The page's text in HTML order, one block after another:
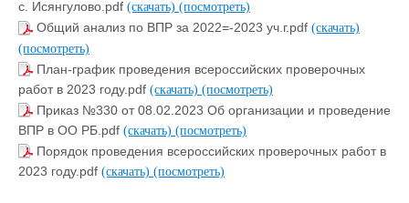
с. Исянгулово.pdf (скачать) (посмотреть)
Общий анализ по ВПР за 2022=-2023 уч.г.pdf (скачать)
(посмотреть)
План-график проведения всероссийских проверочных
работ в 2023 году.pdf (скачать) (посмотреть)
Приказ №330 от 08.02.2023 Об организации и проведение
ВПР в ОО РБ.pdf (скачать) (посмотреть)
Порядок проведения всероссийских проверочных работ в
2023 году.pdf (скачать) (посмотреть)